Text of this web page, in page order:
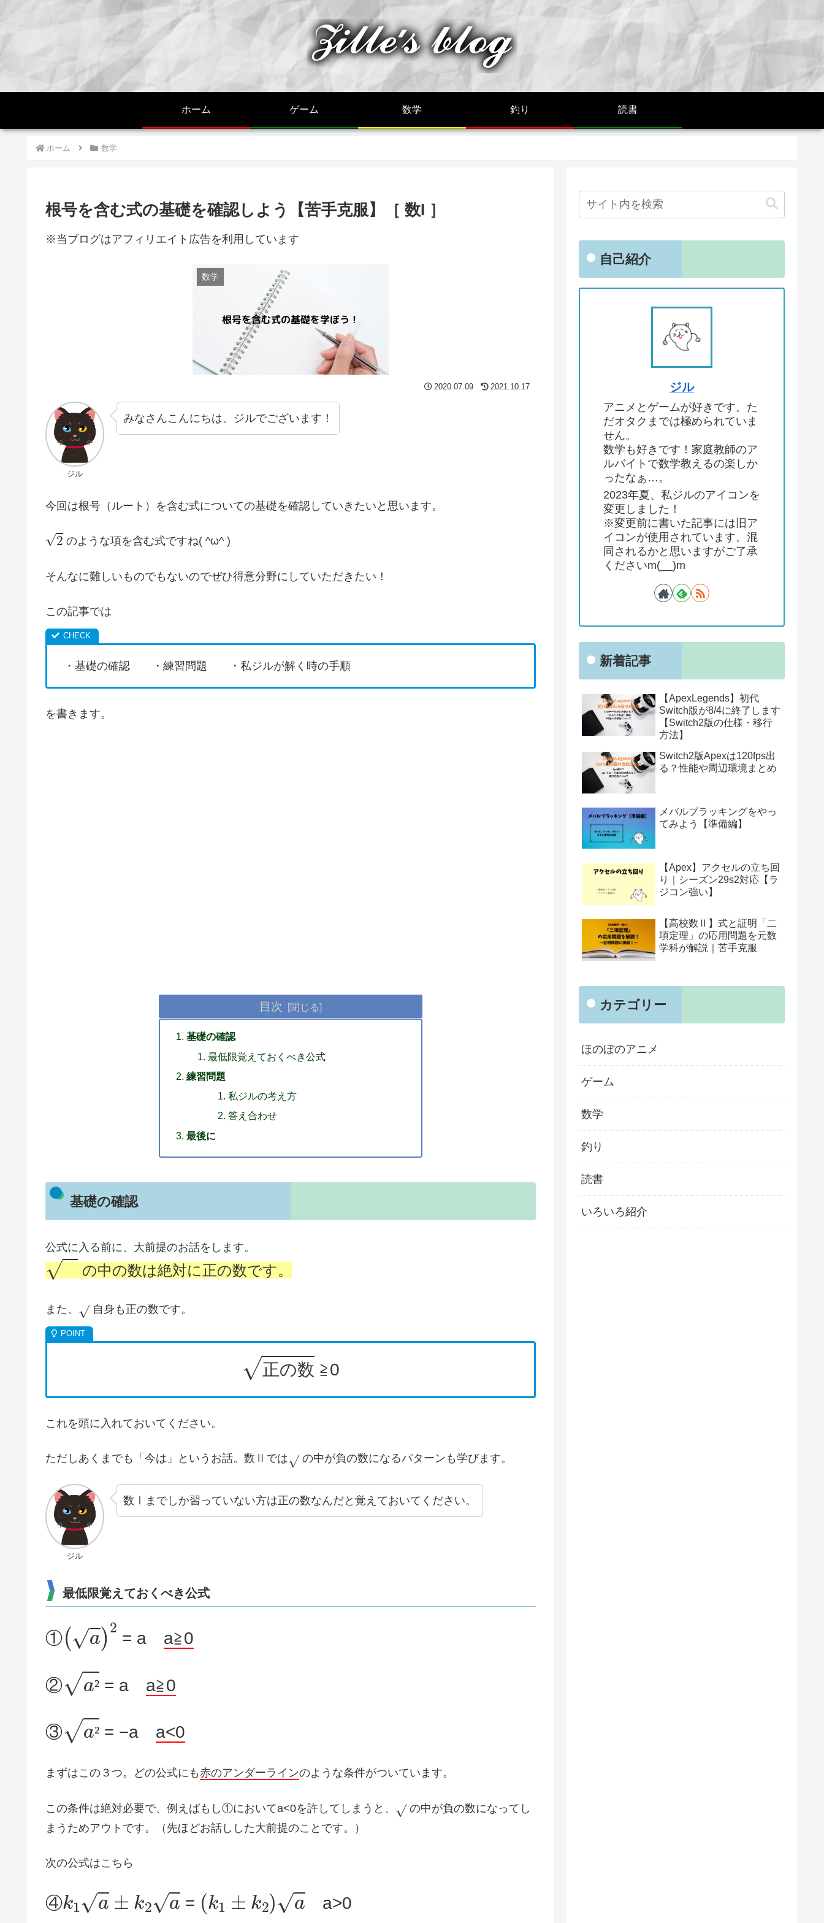
ホーム ゲーム 数学 釣り 読書
ホーム 数学
根号を含む式の基礎を確認しよう【苦手克服】［ 数I ］
※当ブログはアフィリエイト広告を利用しています
数学
2020.07.09 2021.10.17
ジル
みなさんこんにちは、ジルでございます！
今回は根号（ルート）を含む式についての基礎を確認していきたいと思います。
のような項を含む式ですね( ^ω^ )
そんなに難しいものでもないのでぜひ得意分野にしていただきたい！
この記事では
・基礎の確認 ・練習問題 ・私ジルが解く時の手順
を書きます。
目次
基礎の確認
最低限覚えておくべき公式
練習問題
私ジルの考え方
答え合わせ
最後に
基礎の確認
公式に入る前に、大前提のお話をします。
の中の数は絶対に正の数です。
また、 自身も正の数です。
正 の 数
正の数
≧0
これを頭に入れておいてください。
ただしあくまでも「今は」というお話。数Ⅱでは の中が負の数になるパターンも学びます。
ジル
数Ⅰまでしか習っていない方は正の数なんだと覚えておいてください。
最低限覚えておくべき公式
①
(a )2
= a a≧0
②
²
= a a≧0
③
²
= −a a<0
まずはこの３つ。どの公式にも赤のアンダーラインのような条件がついています。
この条件は絶対必要で、例えばもし①においてa<0を許してしまうと、
の中が負の数になってし
まうためアウトです。（先ほどお話しした大前提のことです。）
次の公式はこちら
④
k ±k 2 a
=
(k ±k 2 a
a>0
自己紹介
ジル
アニメとゲームが好きです。た
だオタクまでは極められていま
せん。
数学も好きです！家庭教師のア
ルバイトで数学教えるの楽しか
ったなぁ…。
2023年夏、私ジルのアイコンを
変更しました！
※変更前に書いた記事には旧ア
イコンが使用されています。混
同されるかと思いますがご了承
くださいm(__)m
新着記事
【ApexLegends】初代
Switch版が8/4に終了します
【Switch2版の仕様・移行
方法】
Switch2版Apexは120fps出
る？性能や周辺環境まとめ
メバルプラッキングをやっ
てみよう【準備編】
【Apex】アクセルの立ち回
り｜シーズン29s2対応【ラ
ジコン強い】
【高校数Ⅱ】式と証明「二
項定理」の応用問題を元数
学科が解説｜苦手克服
カテゴリー
ほのぼのアニメ
ゲーム
数学
釣り
読書
いろいろ紹介